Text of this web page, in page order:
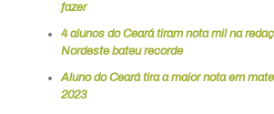
fazer
4 alunos do Ceará tiram nota mil na
Nordeste bateu recorde
Aluno do Ceará tira a maior nota em
2023